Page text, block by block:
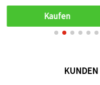
Kaufen